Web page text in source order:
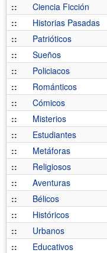
::
Ciencia Ficción
::
Historias Pasadas
::
Patrióticos
::
Sueños
::
Policiacos
::
Románticos
::
Cómicos
::
Misterios
::
Estudiantes
::
Metáforas
::
Religiosos
::
Aventuras
::
Bélicos
::
Históricos
::
Urbanos
::
Educativos